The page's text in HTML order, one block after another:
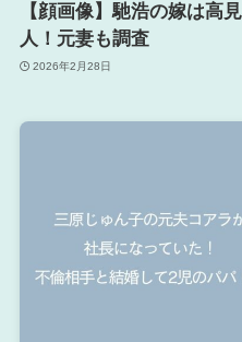
【顔画像】馳浩の嫁は高
人！元妻も調査
2026年2月28日